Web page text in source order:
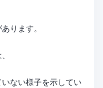
ります。
ない様子を示してい